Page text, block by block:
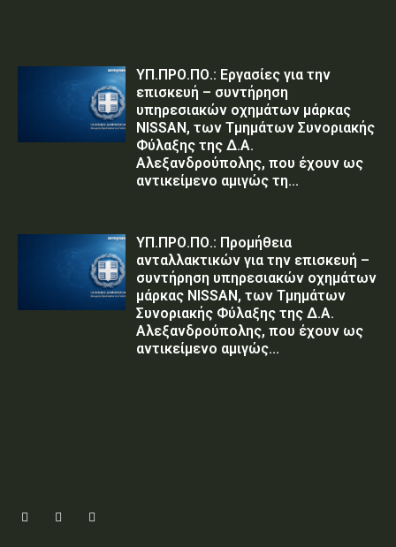
ΥΠ.ΠΡΟ.ΠΟ.: Εργασίες για την
επισκευή – συντήρηση
υπηρεσιακών οχημάτων μάρκας
NISSAN, των Τμημάτων Συνοριακής
Φύλαξης της Δ.Α.
Αλεξανδρούπολης, που έχουν ως
αντικείμενο αμιγώς τη...
ΥΠ.ΠΡΟ.ΠΟ.: Προμήθεια
ανταλλακτικών για την επισκευή –
συντήρηση υπηρεσιακών οχημάτων
μάρκας NISSAN, των Τμημάτων
Συνοριακής Φύλαξης της Δ.Α.
Αλεξανδρούπολης, που έχουν ως
αντικείμενο αμιγώς...